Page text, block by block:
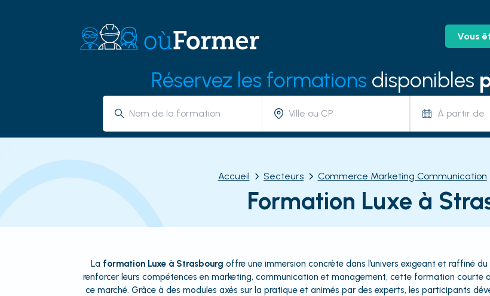
Vous
Réservez les formations disponibles
À partir de
Accueil Secteurs Commerce Marketing Communication
Formation Luxe à
La formation Luxe à Strasbourg offre une immersion concrète dans l’univers exigeant et raffiné
renforcer leurs compétences en marketing, communication et management, cette formation courte
ce marché. Grâce à des modules axés sur la pratique et animés par des experts, les participants